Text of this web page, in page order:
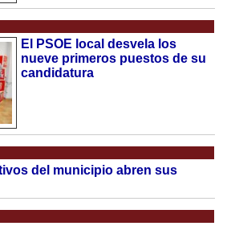
El PSOE local desvela los
nueve primeros puestos de su
candidatura
del municipio abren sus